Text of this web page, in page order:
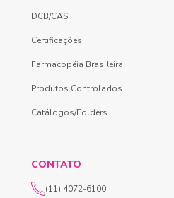
DCB/CAS
Certificações
Farmacopéia Brasileira
Produtos Controlados
Catálogos/Folders
CONTATO
(11) 4072-6100